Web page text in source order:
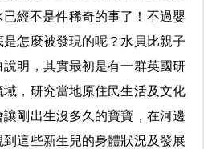
已經不是件稀奇的事了！不過嬰
怎麼被發現的呢？水貝比親子
明，其實最初是有一群英國研
，研究當地原住民生活及文化
剛出生沒多久的寶寶，在河邊
這些新生兒的身體狀況及發展